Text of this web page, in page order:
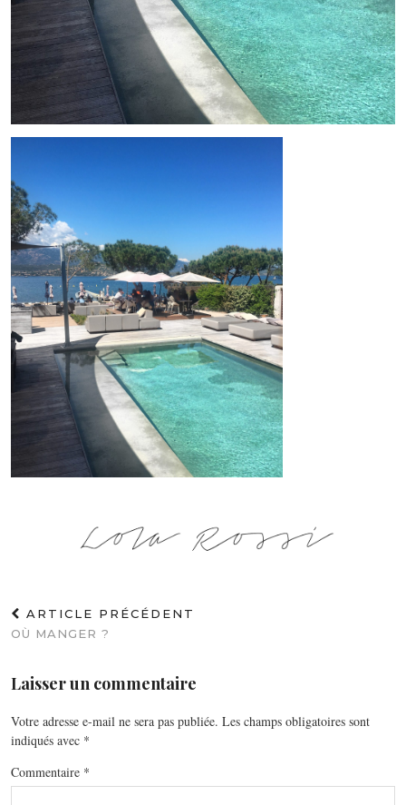
ARTICLE PRÉCÉDENT
OÙ MANGER ?
Laisser un commentaire
Votre adresse e-mail ne sera pas publiée. Les champs obligatoires sont
indiqués avec *
Commentaire *